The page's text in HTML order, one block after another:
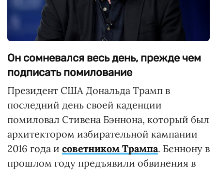
Он сомневался весь день, прежде чем
подписать помилование
Президент США Дональда Трамп в
последний день своей каденции
помиловал Стивена Бэннона, который был
архитектором избирательной кампании
2016 года и советником Трампа. Беннону в
прошлом году предъявили обвинения в